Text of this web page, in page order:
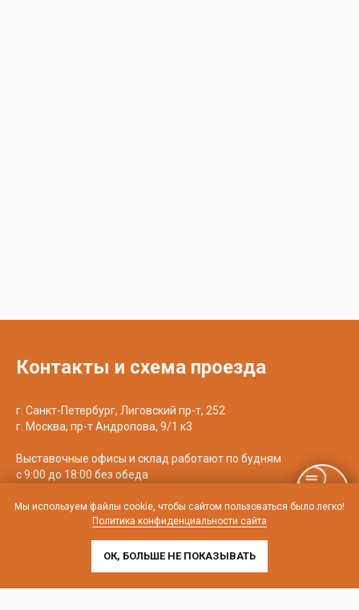
Мы используем файлы cookie, чтобы сайтом пользоваться было легко!
Политика конфиденциальности сайта
ОК, БОЛЬШЕ НЕ ПОКАЗЫВАТЬ
Контакты и схема проезда
г. Санкт-Петербург, Лиговский пр-т, 252
г. Москва, пр-т Андропова, 9/1 к3
Выставочные офисы и склад работают по будням
с 9:00 до 18:00 без обеда
телефон:8 (800) 707-54-35
cedral-zakaz@yandex.ru